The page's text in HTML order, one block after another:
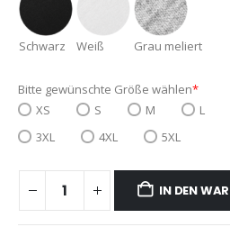
Schwarz Weiß Grau meliert
Bitte gewünschte Größe wählen*
XS
S M L
3XL
4XL 5XL
IN DEN